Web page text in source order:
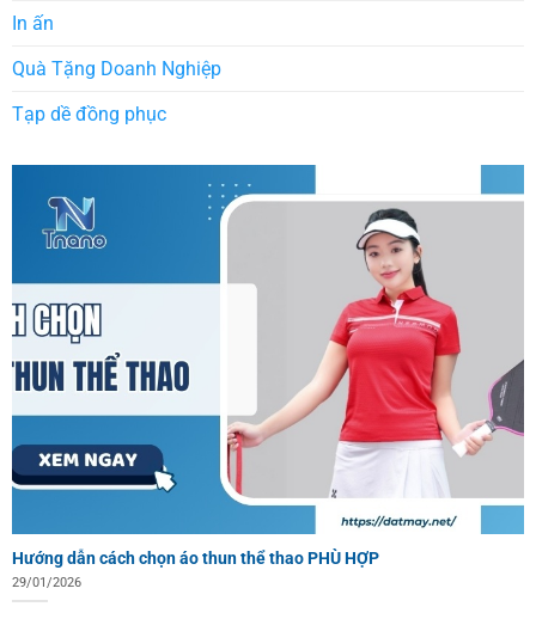
In ấn
Quà Tặng Doanh Nghiệp
Tạp dề đồng phục
Hướng dẫn cách chọn áo thun thể thao PHÙ HỢP
29/01/2026